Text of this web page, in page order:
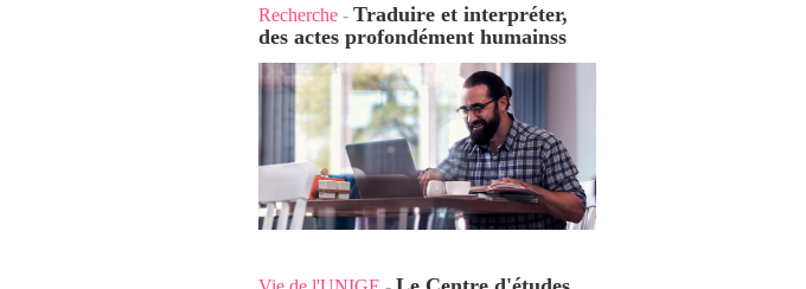
Recherche - Traduire et interpréter,
des actes profondément humainss